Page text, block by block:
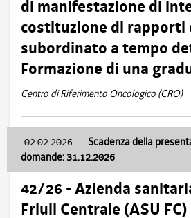
di manifestazione di
costituzione di rapporti
subordinato a tempo
Formazione di una
Centro di Riferimento Oncologico (CRO)
02.02.2026 - Scadenza della
domande: 31.12.2026
42/26 - Azienda
Friuli Centrale (ASU